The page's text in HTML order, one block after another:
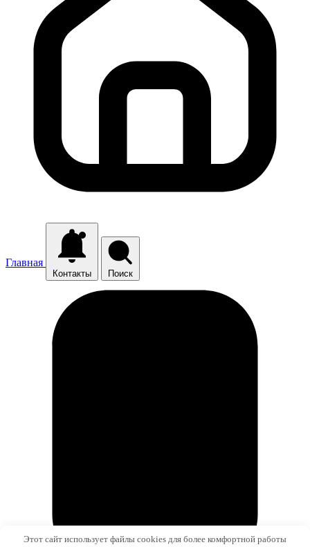
Главная
Контакты Поиск
Этот сайт использует файлы cookies для более комфортной работы